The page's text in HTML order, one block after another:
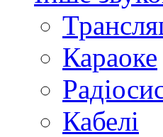
Караоке
Кабелі